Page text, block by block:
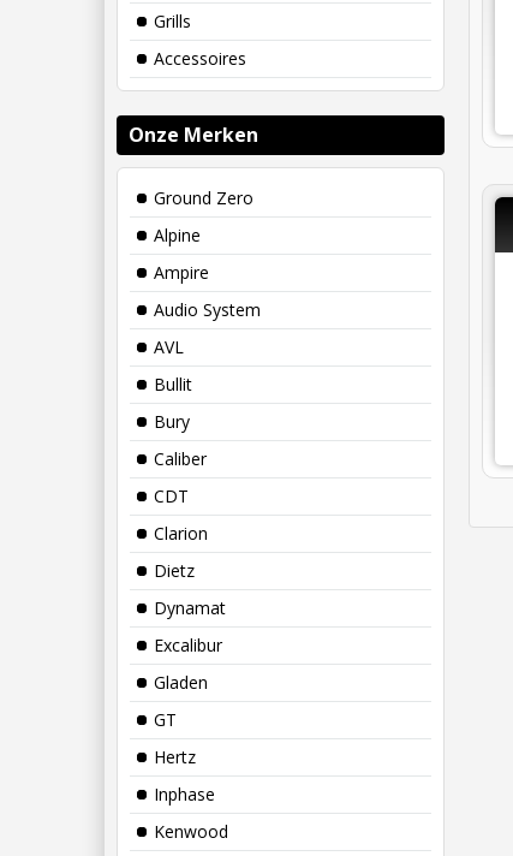
Grills
Accessoires
Onze Merken
Ground Zero
Alpine
Ampire
Audio System
AVL
Bullit
Bury
Caliber
CDT
Clarion
Dietz
Dynamat
Excalibur
Gladen
GT
Hertz
Inphase
Kenwood